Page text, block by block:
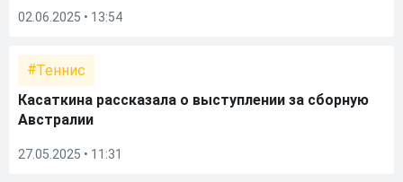
02.06.2025 • 13:54
Теннис
Касаткина рассказала о выступлении за сборную
Австралии
27.05.2025 • 11:31